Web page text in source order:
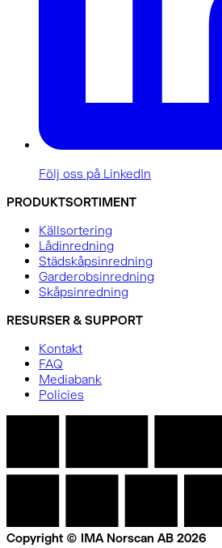
Följ oss på LinkedIn
PRODUKTSORTIMENT
Källsortering
Lådinredning
Städskåpsinredning
Garderobsinredning
Skåpsinredning
RESURSER & SUPPORT
Kontakt
FAQ
Mediabank
Policies
Copyright © IMA Norscan AB 2026